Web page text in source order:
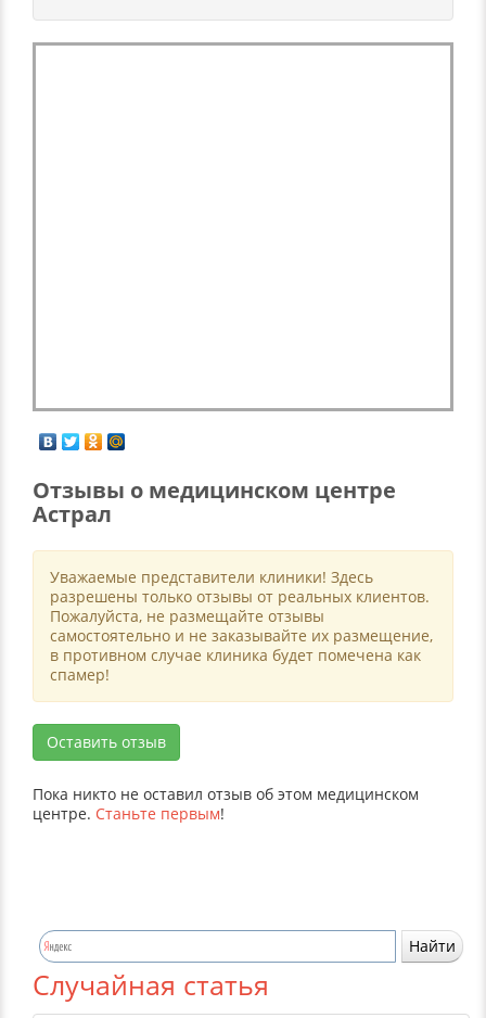
Отзывы о медицинском центре
Астрал
Уважаемые представители клиники! Здесь
разрешены только отзывы от реальных клиентов.
Пожалуйста, не размещайте отзывы
самостоятельно и не заказывайте их размещение,
в противном случае клиника будет помечена как
спамер!
Оставить отзыв
Пока никто не оставил отзыв об этом медицинском
центре. Станьте первым!
Случайная статья